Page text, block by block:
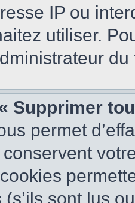
IP ou
utiliser.
du
Supprimer
permet
sont lus